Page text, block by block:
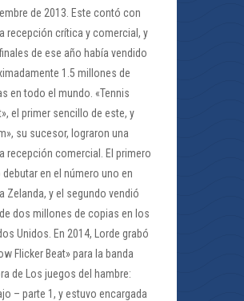
de 2013. Este contó con
recepción crítica y comercial, y
de ese año había vendido
1.5 millones de
en todo el mundo. «Tennis
el primer sencillo de este, y
su sucesor, lograron una
recepción comercial. El primero
debutar en el número uno en
Zelanda, y el segundo vendió
dos millones de copias en los
Unidos. En 2014, Lorde grabó
Flicker Beat» para la banda
de Los juegos del hambre:
– parte 1, y estuvo encargada